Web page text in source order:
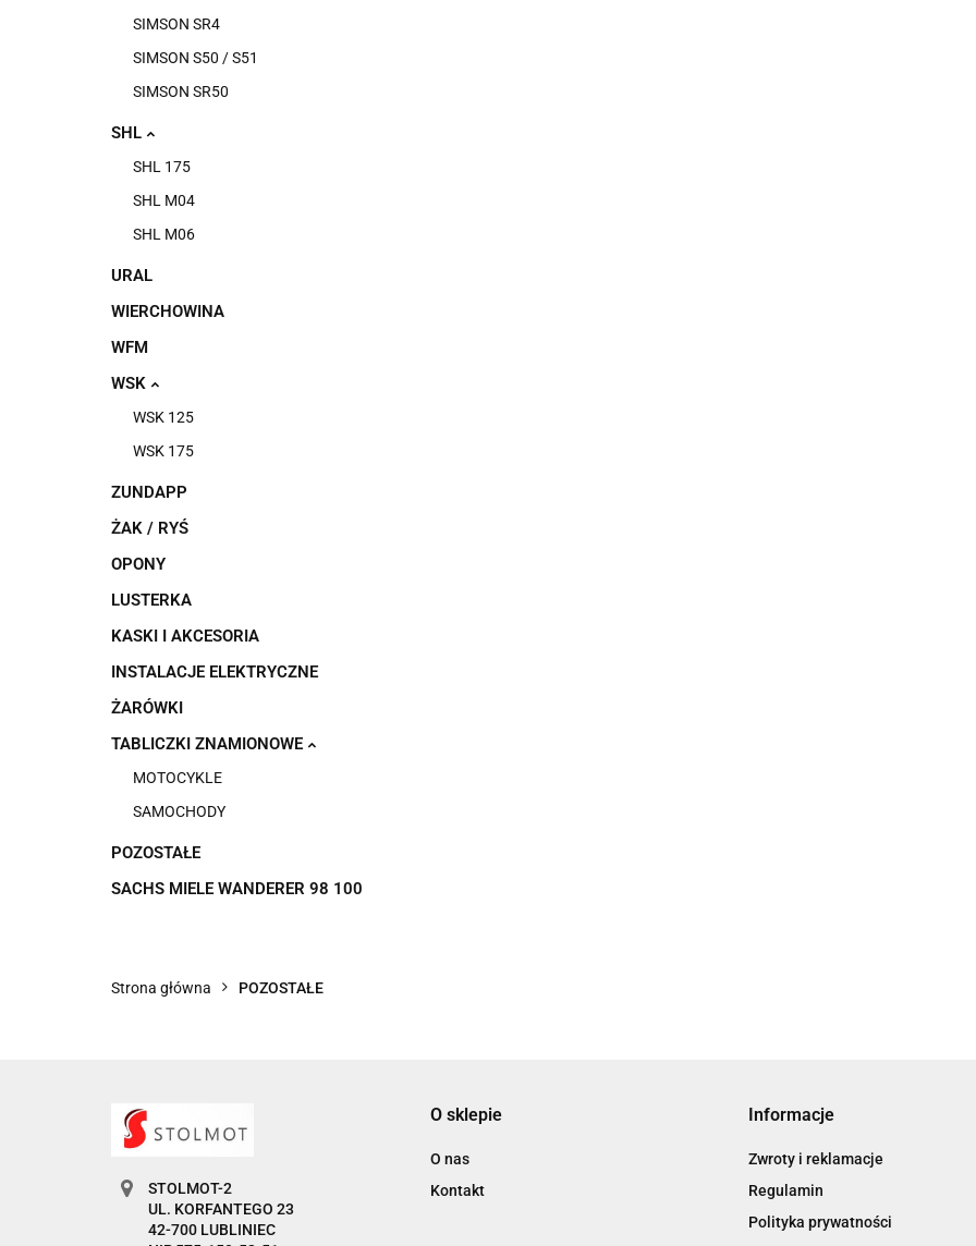
SIMSON SR4
SIMSON S50 / S51
SIMSON SR50
SHL
SHL 175
SHL M04
SHL M06
URAL
WIERCHOWINA
WFM
WSK
WSK 125
WSK 175
ZUNDAPP
ŻAK / RYŚ
OPONY
LUSTERKA
KASKI I AKCESORIA
INSTALACJE ELEKTRYCZNE
ŻARÓWKI
TABLICZKI ZNAMIONOWE
MOTOCYKLE
SAMOCHODY
POZOSTAŁE
SACHS MIELE WANDERER 98 100
Strona główna POZOSTAŁE
STOLMOT-2
UL. KORFANTEGO 23
42-700 LUBLINIEC
O sklepie
O nas
Kontakt
Informacje
Zwroty i reklamacje
Regulamin
Polityka prywatności